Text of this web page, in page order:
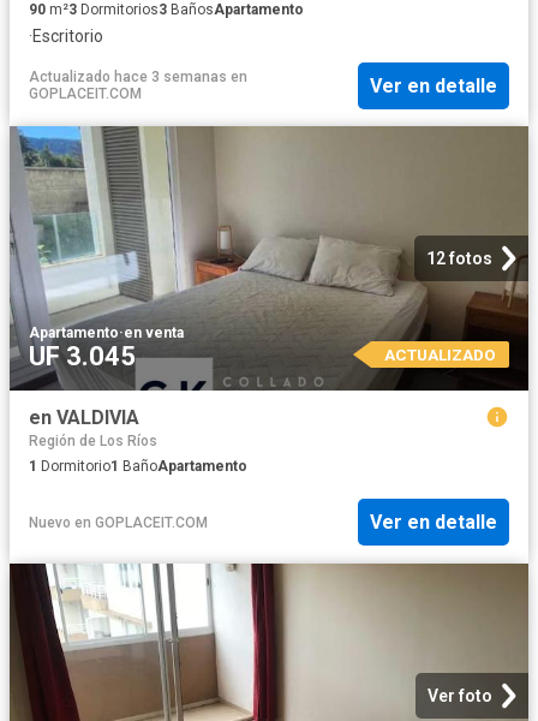
90 m²3 Dormitorios3 BañosApartamento
·Escritorio
Actualizado hace 3 semanas en
GOPLACEIT.COM
Ver en detalle
12 fotos
Apartamento·en venta
UF 3.045 ACTUALIZADO
en VALDIVIA
Región de Los Ríos
1 Dormitorio1 BañoApartamento
Nuevo en GOPLACEIT.COM Ver en detalle
Ver foto